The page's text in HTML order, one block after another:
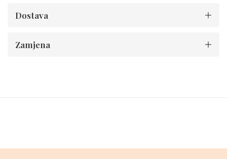
Dostava
Zamjena